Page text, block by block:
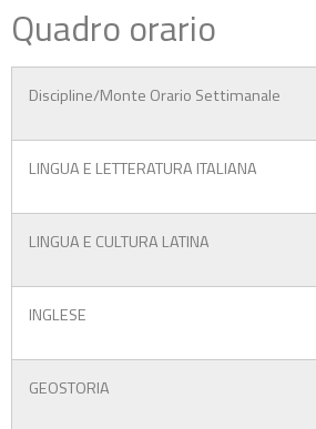
Quadro orario
Discipline/Monte Orario Settimanale
LINGUA E LETTERATURA ITALIANA
LINGUA E CULTURA LATINA
INGLESE
GEOSTORIA